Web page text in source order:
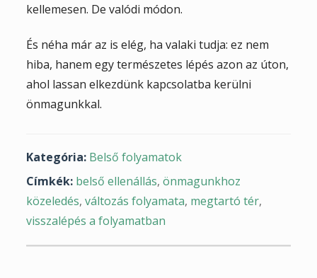
kellemesen. De valódi módon.
És néha már az is elég, ha valaki tudja: ez nem
hiba, hanem egy természetes lépés azon az úton,
ahol lassan elkezdünk kapcsolatba kerülni
önmagunkkal.
Kategória: Belső folyamatok
Címkék: belső ellenállás, önmagunkhoz
közeledés, változás folyamata, megtartó tér,
visszalépés a folyamatban